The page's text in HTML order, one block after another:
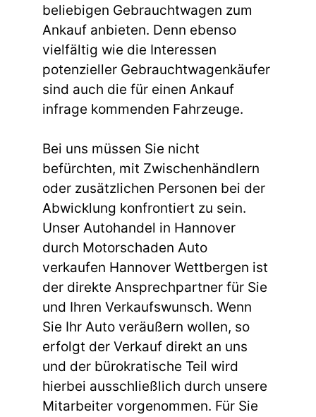
beliebigen Gebrauchtwagen zum
Ankauf anbieten. Denn ebenso
vielfältig wie die Interessen
potenzieller Gebrauchtwagenkäufer
sind auch die für einen Ankauf
infrage kommenden Fahrzeuge.
Bei uns müssen Sie nicht
befürchten, mit Zwischenhändlern
oder zusätzlichen Personen bei der
Abwicklung konfrontiert zu sein.
Unser Autohandel in Hannover
durch Motorschaden Auto
verkaufen Hannover Wettbergen ist
der direkte Ansprechpartner für Sie
und Ihren Verkaufswunsch. Wenn
Sie Ihr Auto veräußern wollen, so
erfolgt der Verkauf direkt an uns
und der bürokratische Teil wird
hierbei ausschließlich durch unsere
Mitarbeiter vorgenommen. Für Sie